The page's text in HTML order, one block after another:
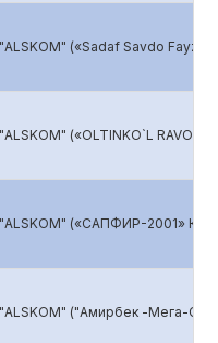
(«Sadaf Savdo Fayz»
(«OLTINKO`L RAVON
(«САПФИР-2001»
("Амирбек -Мега-